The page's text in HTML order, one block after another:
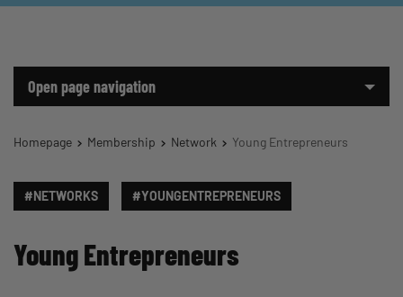
Open page navigation
Homepage Membership Network Young Entrepreneurs
#NETWORKS #YOUNGENTREPRENEURS
Young Entrepreneurs